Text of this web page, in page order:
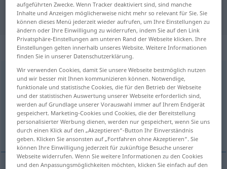
"Gerüst" Rumänisch Übersetzung
„Gerüst“: Neutrum, sächlich
Gerüstn
Übersicht aller Übersetzungen
(Für mehr Details die Übersetzung anklicken/antippen)
schelă
aufgeführten Zwecke. Wenn Tracker deaktiviert sind, sind manche
Inhalte und Anzeigen möglicherweise nicht mehr so relevant für Sie. Sie
können dieses Menü jederzeit wieder aufrufen, um Ihre Einstellungen zu
ändern oder Ihre Einwilligung zu widerrufen, indem Sie auf den Link
Privatsphäre-Einstellungen am unteren Rand der Webseite klicken. Ihre
Einstellungen gelten innerhalb unseres Website. Weitere Informationen
finden Sie in unserer Datenschutzerklärung.
Wir verwenden Cookies, damit Sie unsere Webseite bestmöglich nutzen
und wir besser mit Ihnen kommunizieren können. Notwendige,
funktionale und statistische Cookies, die für den Betrieb der Webseite
und der statistischen Auswertung unserer Webseite erforderlich sind,
werden auf Grundlage unserer Vorauswahl immer auf Ihrem Endgerät
gespeichert. Marketing-Cookies und Cookies, die der Bereitstellung
personalisierter Werbung dienen, werden nur gespeichert, wenn Sie uns
durch einen Klick auf den „Akzeptieren“-Button Ihr Einverständnis
geben. Klicken Sie ansonsten auf „Fortfahren ohne Akzeptieren“. Sie
können Ihre Einwilligung jederzeit für zukünftige Besuche unserer
Webseite widerrufen. Wenn Sie weitere Informationen zu den Cookies
und den Anpassungsmöglichkeiten möchten, klicken Sie einfach auf den